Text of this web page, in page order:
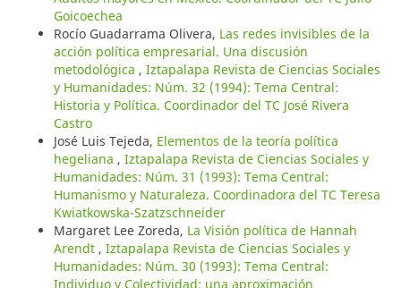
Goicoechea
Rocío Guadarrama Olivera, Las redes invisibles de la
acción política empresarial. Una discusión
metodológica , Iztapalapa Revista de Ciencias Sociales
y Humanidades: Núm. 32 (1994): Tema Central:
Historia y Política. Coordinador del TC José Rivera
Castro
José Luis Tejeda, Elementos de la teoría política
hegeliana , Iztapalapa Revista de Ciencias Sociales y
Humanidades: Núm. 31 (1993): Tema Central:
Humanismo y Naturaleza. Coordinadora del TC Teresa
Kwiatkowska-Szatzschneider
Margaret Lee Zoreda, La Visión política de Hannah
Arendt , Iztapalapa Revista de Ciencias Sociales y
Humanidades: Núm. 30 (1993): Tema Central:
Individuo y Colectividad: una aproximación